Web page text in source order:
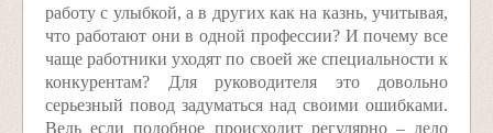
работу с улыбкой, а в других как на казнь, учитывая,
что работают они в одной профессии? И почему все
чаще работники уходят по своей же специальности к
конкурентам? Для руководителя это довольно
серьезный повод задуматься над своими ошибками.
Ведь если подобное происходит регулярно – дело